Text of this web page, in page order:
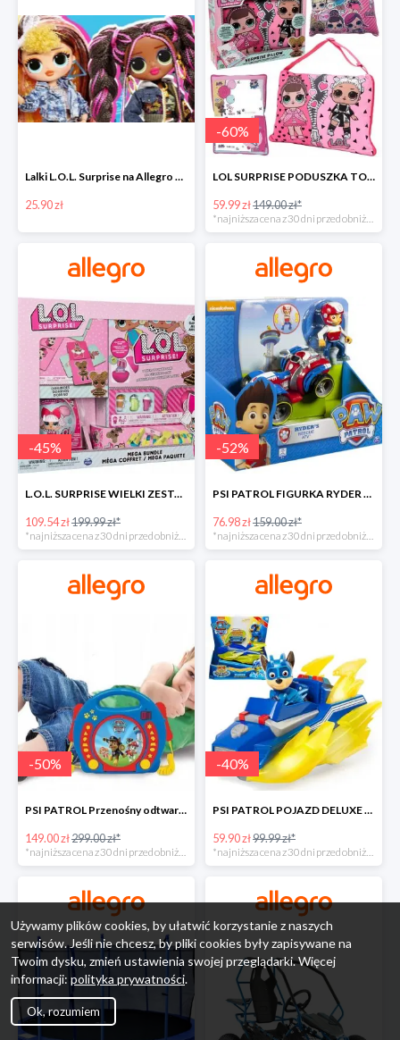
Lalki L.O.L. Surprise na Allegro w super cenach od 25,90 zł
25.90 zł
-60%
LOL SURPRISE PODUSZKA TOREBKA SEKRETNY SCHOWEK MP3 -59%
59.99 zł149.00 zł*
*najniższa cena z 30 dni przed obniżką
-45%
L.O.L. SURPRISE WIELKI ZESTAW NIESPODZIANKA 4 GRY -45%
109.54 zł199.99 zł*
-52%
PSI PATROL FIGURKA RYDER + QUAD POJAZD RATUNKOWY -51%
76.98 zł159.00 zł*
-50%
PSI PATROL Przenośny odtwarzacz CD Karaoke PAW -50%
149.00 zł299.00 zł*
*najniższa cena z 30 dni przed obniżką
-40%
PSI PATROL POJAZD DELUXE FIGURKA CHASE MIGHTY PUPS -40%
59.90 zł99.99 zł*
*najniższa cena z 30 dni przed obniżką
Używamy plików cookies, by ułatwić korzystanie z naszych
serwisów. Jeśli nie chcesz, by pliki cookies były zapisywane na
Twoim dysku, zmień ustawienia swojej przeglądarki. Więcej
informacji: polityka prywatności.
Ok, rozumiem